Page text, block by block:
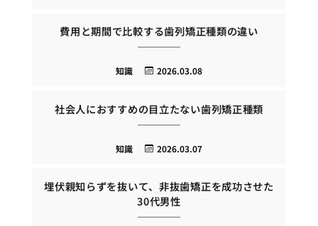
費用と期間で比較する歯列矯正種類の違い
2026.03.08
知識
社会人におすすめの目立たない歯列矯正種類
2026.03.07
知識
埋伏親知らずを抜いて、非抜歯矯正を成功させた
30代男性